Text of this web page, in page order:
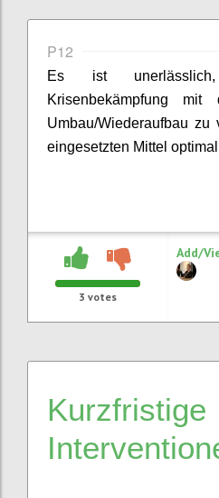
P12
Es ist unerlässlich
Krisenbekämpfung mit
Umbau/Wiederaufbau zu
eingesetzten Mittel
3 votes
Add/
Kurzfristige